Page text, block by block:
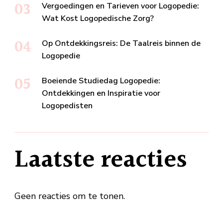
Vergoedingen en Tarieven voor Logopedie:
Wat Kost Logopedische Zorg?
Op Ontdekkingsreis: De Taalreis binnen de
Logopedie
Boeiende Studiedag Logopedie:
Ontdekkingen en Inspiratie voor
Logopedisten
Laatste reacties
Geen reacties om te tonen.